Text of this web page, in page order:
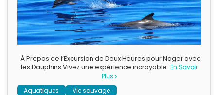
À Propos de l’Excursion de Deux Heures pour Nager avec
les Dauphins Vivez une expérience incroyable…En Savoir
Plus
Aquatiques
Vie sauvage